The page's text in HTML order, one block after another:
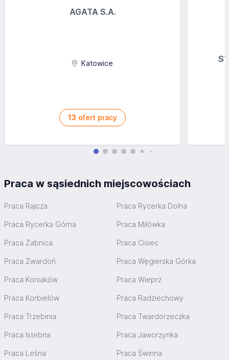
AGATA S.A.
Katowice
13 ofert pracy
Praca w sąsiednich miejscowościach
Praca Rajcza Praca Rycerka Dolna
Praca Rycerka Górna Praca Milówka
Praca Żabnica Praca Cisiec
Praca Zwardoń Praca Węgierska Górka
Praca Koniaków Praca Wieprz
Praca Korbielów Praca Radziechowy
Praca Trzebinia Praca Twardorzeczka
Praca Istebna Praca Jaworzynka
Praca Leśna Praca Świnna